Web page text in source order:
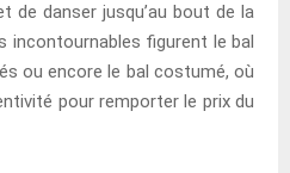
de danser jusqu’au bout de la
incontournables figurent le bal
ou encore le bal costumé, où
pour remporter le prix du